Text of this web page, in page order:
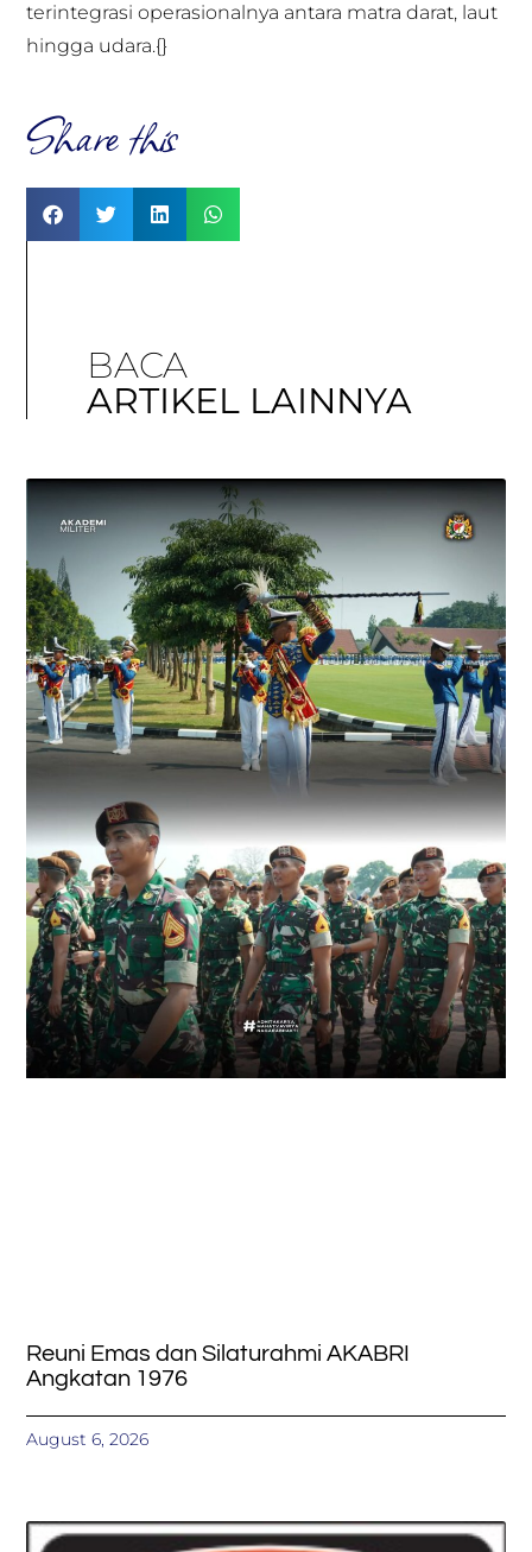
terintegrasi operasionalnya antara matra darat, laut
hingga udara.{}
Share this
BACA
ARTIKEL LAINNYA
Reuni Emas dan Silaturahmi AKABRI
Angkatan 1976
August 6, 2026